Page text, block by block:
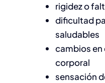
rigidez o
dificultad
saludables
cambios
corporal
sensación